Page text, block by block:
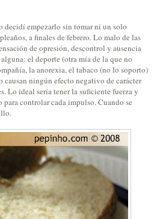
decidí empezarlo sin tomar ni un solo
a finales de febrero. Lo malo de las
de opresión, descontrol y ausencia
el deporte (otra mía de la que no
la anorexia, el tabaco (no lo soporto)
ningún efecto negativo de carácter
Lo ideal sería tener la suficiente fuerza y
controlar cada impulso. Cuando se